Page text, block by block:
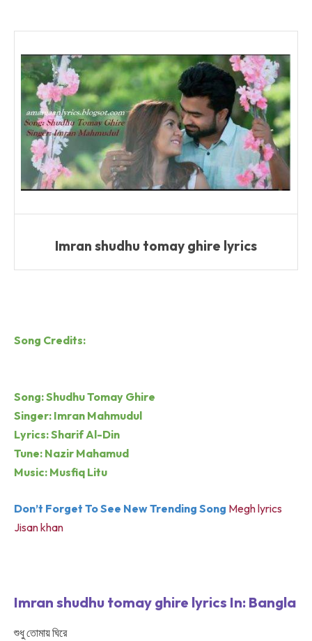
Imran shudhu tomay ghire lyrics
Song Credits:
Song: Shudhu Tomay Ghire
Singer: Imran Mahmudul
Lyrics: Sharif Al-Din
Tune: Nazir Mahamud
Music: Musfiq Litu
Don’t Forget To See New Trending Song Megh lyrics
Jisan khan
Imran shudhu tomay ghire lyrics In: Bangla
শুধু তোমায় ঘিরে